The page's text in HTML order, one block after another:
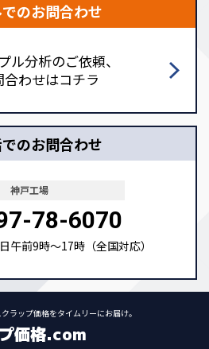
のお問合わせ
ル分析のご依頼、
わせはコチラ
のお問合わせ
神戸工場
78-6070
午前9時～17時（全国対応）
ラップ価格をタイムリーにお届け。
価格.com